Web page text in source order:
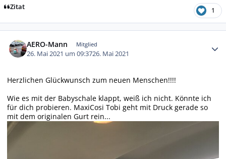
Zitat 1
AERO-Mann Mitglied
26. Mai 2021 um 09:3726. Mai 2021
Herzlichen Glückwunsch zum neuen Menschen!!!!
Wie es mit der Babyschale klappt, weiß ich nicht. Könnte ich
für dich probieren. MaxiCosi Tobi geht mit Druck gerade so
mit dem originalen Gurt rein...